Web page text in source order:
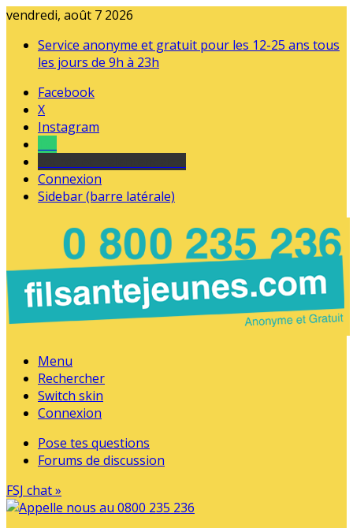
vendredi, août 7 2026
Service anonyme et gratuit pour les 12-25 ans tous
les jours de 9h à 23h
Facebook
X
Instagram
Connexion
Sidebar (barre latérale)
Menu
Rechercher
Switch skin
Connexion
Pose tes questions
Forums de discussion
FSJ chat »